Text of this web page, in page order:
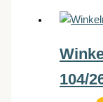
104/